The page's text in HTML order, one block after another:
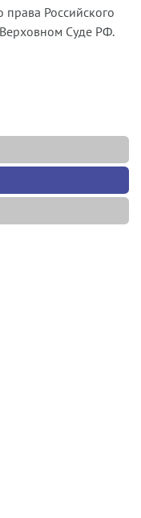
Российского
Суде РФ.